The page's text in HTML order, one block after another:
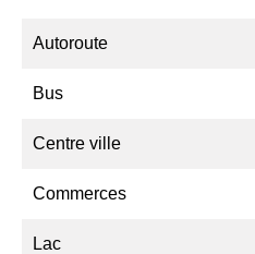
Autoroute
Bus
Centre ville
Commerces
Lac